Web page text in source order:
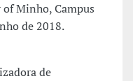
Minho, Campus
de 2018.
de